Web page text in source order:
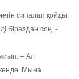
сипалап қойды.
біраздан соң. -
– Ал
Мына